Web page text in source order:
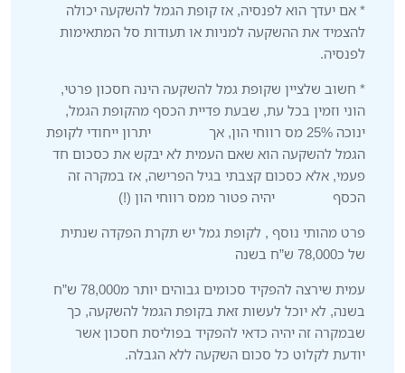
* אם יעדך הוא לפנסיה, אז קופת הגמל להשקעה יכולה
להצמיד את ההשקעה למניות או תעודות סל המתאימות
לפנסיה.
* חשוב שלציין שקופת גמל להשקעה הינה חסכון פרטי,
הוני וזמין בכל עת, שבעת פדיית הכסף מהקופת הגמל,
ינוכה 25% מס רווחי הון, אך יתרון ייחודי לקופת
הגמל להשקעה הוא שאם העמית לא יבקש את כסכום חד
פעמי, אלא כסכום קצבתי בגיל הפרישה, אז במקרה זה
הכסף יהיה פטור ממס רווחי הון (!)
פרט מהותי נוסף , לקופת גמל יש תקרת הפקדה שנתית
של כ78,000 ש”ח בשנה
עמית שירצה להפקיד סכומים גבוהים יותר מ78,000 ש”ח
בשנה, לא יוכל לעשות זאת בקופת הגמל להשקעה, כך
שבמקרה זה יהיה כדאי להפקיד בפוליסת חסכון אשר
יודעת לקלוט כל סכום השקעה ללא הגבלה.